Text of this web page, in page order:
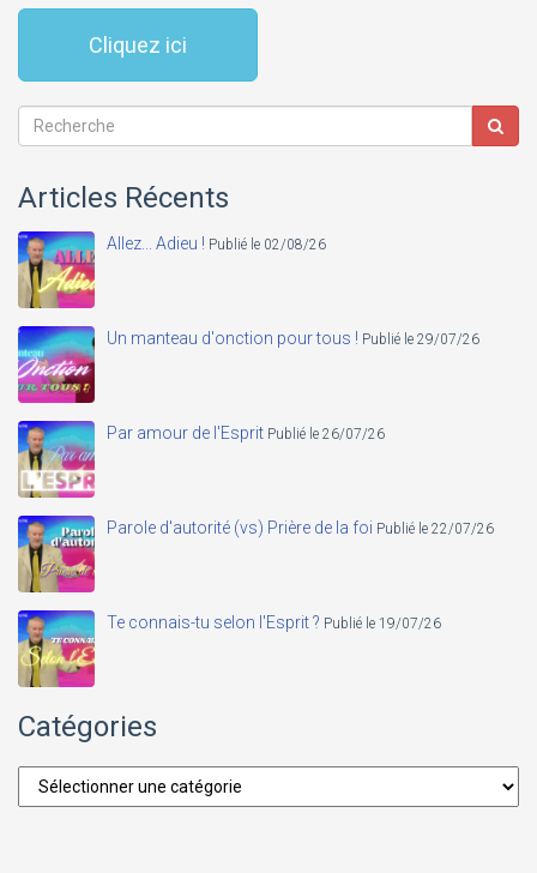
Cliquez ici
Articles Récents
Allez... Adieu ! Publié le 02/08/26
Un manteau d'onction pour tous ! Publié le 29/07/26
Par amour de l'Esprit Publié le 26/07/26
Parole d'autorité (vs) Prière de la foi Publié le 22/07/26
Te connais-tu selon l'Esprit ? Publié le 19/07/26
Catégories
Catégories